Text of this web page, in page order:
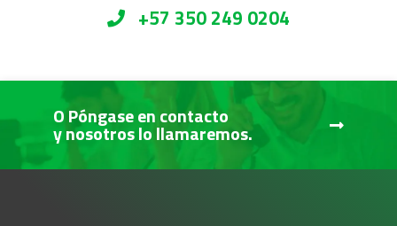
+57 350 249 0204
O Póngase en contacto
y nosotros lo llamaremos.